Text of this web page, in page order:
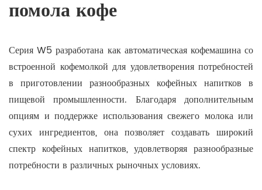
помола кофе
Серия W5 разработана как автоматическая кофемашина со
встроенной кофемолкой для удовлетворения потребностей
в приготовлении разнообразных кофейных напитков в
пищевой промышленности. Благодаря дополнительным
опциям и поддержке использования свежего молока или
сухих ингредиентов, она позволяет создавать широкий
спектр кофейных напитков, удовлетворяя разнообразные
потребности в различных рыночных условиях.